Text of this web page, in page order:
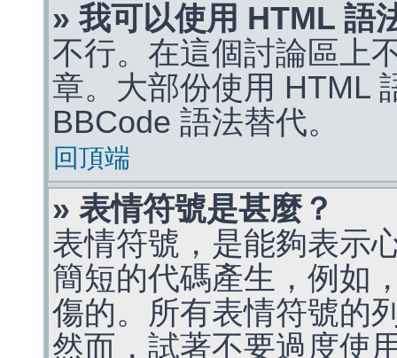
» 我可以使用 HTML 語
不行。在這個討論區上
章。大部份使用 HTML
BBCode 語法替代。
回頂端
» 表情符號是甚麼？
表情符號，是能夠表示
簡短的代碼產生，例如
傷的。所有表情符號的
然而，試著不要過度使